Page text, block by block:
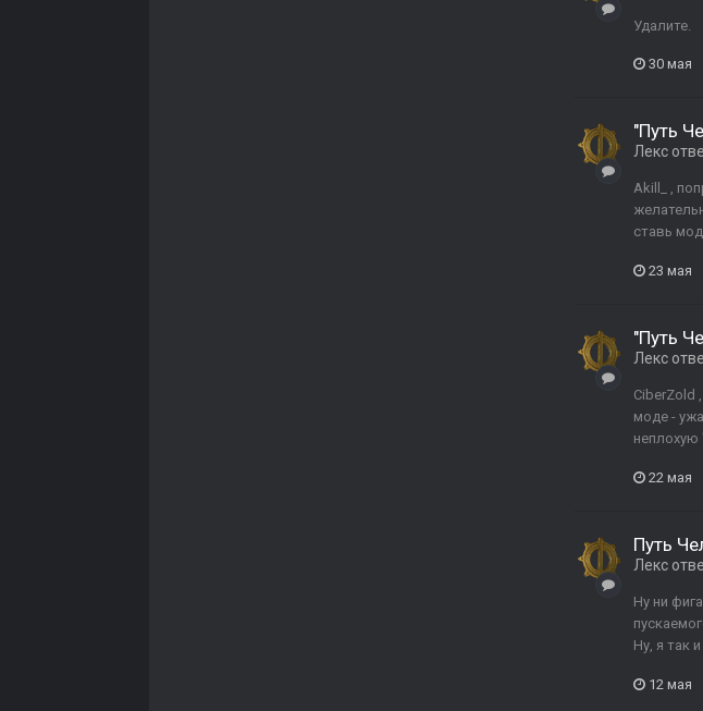
Удалите.
30 мая
"Путь
Лекс
Akill_ ,
ставь
23 мая
"Путь
Лекс
CiberZold
моде -
неплохую
22 мая
Путь
Лекс
Ну ни
Ну, я так
12 мая